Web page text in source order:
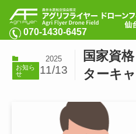
070-1430-6457
国家資
ターキ
2025
11/13
お知ら
せ